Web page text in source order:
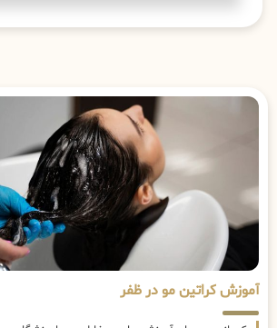
آموزش کراتین مو در ظفر